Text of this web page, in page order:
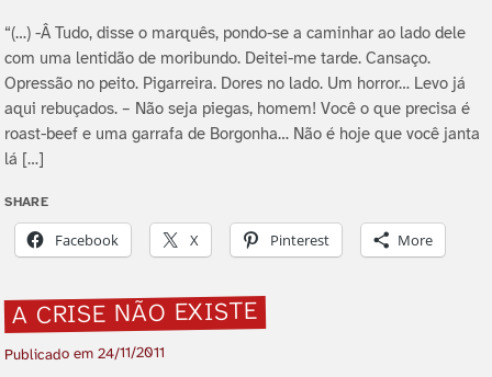
“(…) -Â Tudo, disse o marquês, pondo-se a caminhar ao lado dele
com uma lentidão de moribundo. Deitei-me tarde. Cansaço.
Opressão no peito. Pigarreira. Dores no lado. Um horror… Levo já
aqui rebuçados. – Não seja piegas, homem! Você o que precisa é
roast-beef e uma garrafa de Borgonha… Não é hoje que você janta
lá […]
SHARE
Facebook X Pinterest More
A CRISE NÃO EXISTE
Publicado em24/11/2011